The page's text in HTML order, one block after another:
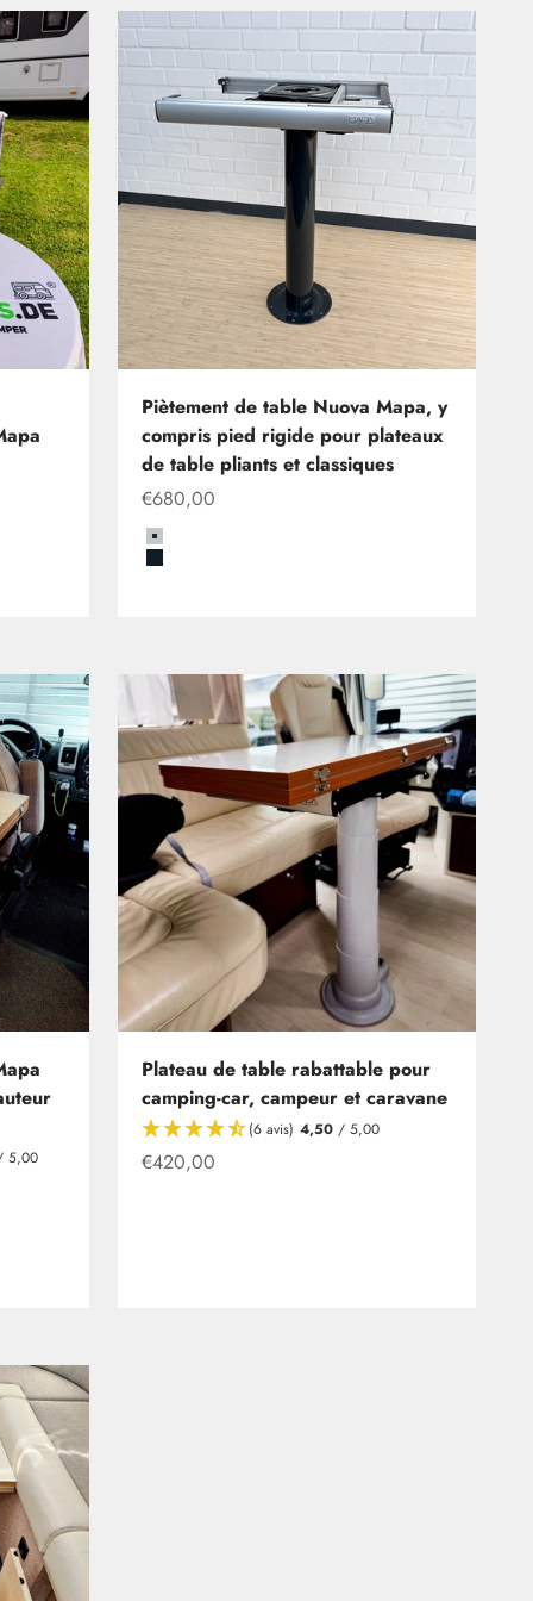
Piètement de table Nuova Mapa, y
compris pied rigide pour plateaux
de table pliants et classiques
Offre à partir de
€680,00
Grau
Schwarz
Plateau de table rabattable pour
camping-car, campeur et caravane
(6 avis) 4,50 / 5,00
Offre à partir de
€420,00